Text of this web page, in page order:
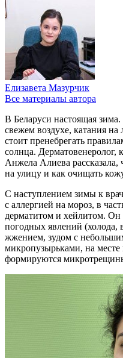
Елизавета Мазурчик
Все материалы автора
В Беларуси настоящая
свежем воздухе, катания
стоит пренебрегать
солнца. Дерматовенеролог,
Анжела Алиева рассказала,
на улицу и как очищать
С наступлением зимы к
с аллергией на мороз, в
дерматитом и хейлитом. Он
погодных явлений (холода,
жжением, зудом с
микропузырьками, на
формируются